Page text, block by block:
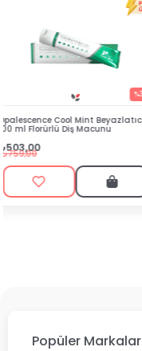
Dentasave Klorhex Yoğun
Florürlü Diş Macunu 75 ml
₺127,99
₺323,13
Popüler Markalar